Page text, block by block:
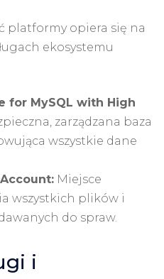
platformy opiera się na
ekosystemu
for MySQL with High
zarządzana baza
wszystkie dane
Miejsce
wszystkich plików i
do spraw.
i